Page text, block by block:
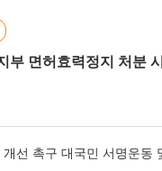
부 면허효력정지 처분
선 촉구 대국민 서명운동 및